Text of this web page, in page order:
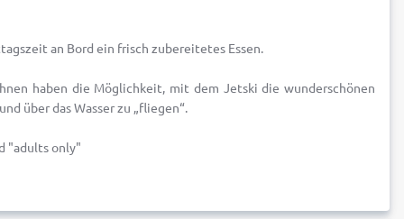
an Bord ein frisch zubereitetes Essen.
haben die Möglichkeit, mit dem Jetski die wunderschönen
über das Wasser zu „fliegen“.
"adults only"